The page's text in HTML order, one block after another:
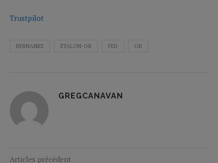
Trustpilot
BERNANKE ÉTALON-OR FED OR
GREGCANAVAN
Articles précédent